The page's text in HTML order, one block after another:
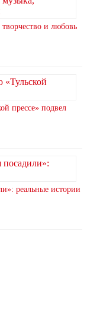
и любовь
прессе» подвел
реальные истории